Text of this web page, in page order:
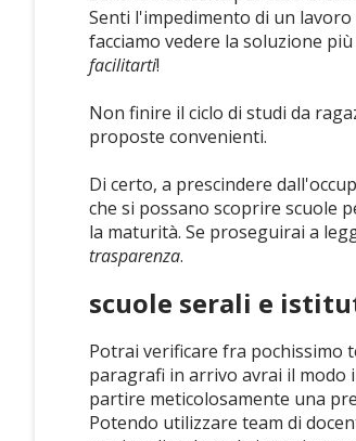
Senti l'impedimento di un
facciamo vedere la soluzione
facilitarti!
Non finire il ciclo di studi da
proposte convenienti.
Di certo, a prescindere
che si possano scoprire scuole
la maturità. Se proseguirai a
trasparenza.
scuole serali e
Potrai verificare fra pochissimo
paragrafi in arrivo avrai il modo
partire meticolosamente una
Potendo utilizzare team di